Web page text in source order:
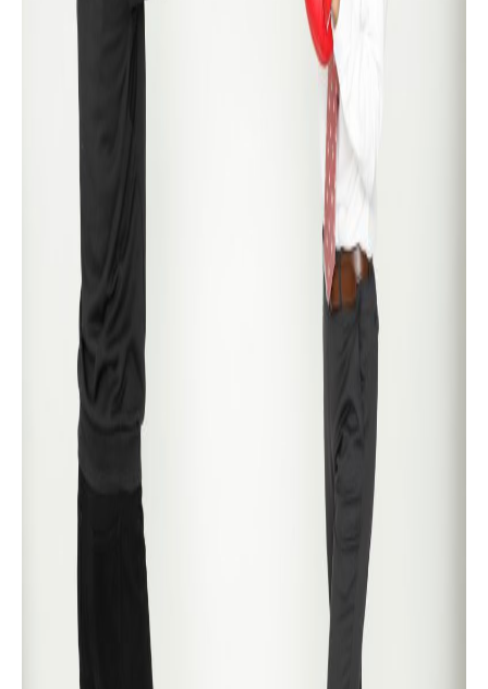
制定日：2025年7月1日
税理士・社会保険労務士事務所オフィス・モリシマ